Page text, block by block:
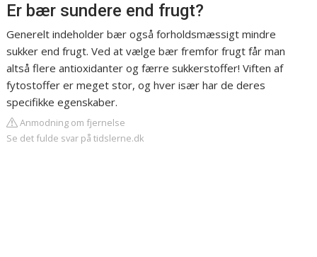
Er bær sundere end frugt?
Generelt indeholder bær også forholdsmæssigt mindre
sukker end frugt. Ved at vælge bær fremfor frugt får man
altså flere antioxidanter og færre sukkerstoffer! Viften af
fytostoffer er meget stor, og hver især har de deres
specifikke egenskaber.
Anmodning om fjernelse
Se det fulde svar på tidslerne.dk